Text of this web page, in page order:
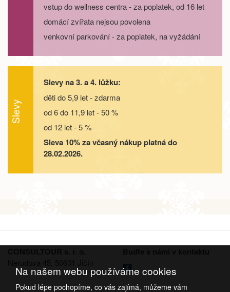
05.09. - 08.09.26
4 dny 5 400 Kč objednej
objednej
05.09. - 10.09.26 6 dní 9 000 Kč
05.09. - 12.09.26 8 dní
12.09. - 15.09.26 4 dny 5 400 Kč objednej
objednej
19.09. - 22.09.26 4 dny 5 400 Kč
19.09. - 23.09.26 5 dní 7 200 Kč objednej
vstup do wellness centra - za poplatek, od 16 let
domácí zvířata nejsou povolena
venkovní parkování - za poplatek, na vyžádání
Slevy
Slevy na 3. a 4. lůžku:
děti do 5,9 let - zdarma
od 6 do 11,9 let - 50 %
od 12 let - 5 %
Sleva 10% za včasný nákup platná do
28.02.2026.
Na našem webu používáme cookies
Pokud lépe pochopíme, co vás zajímá, můžeme vám